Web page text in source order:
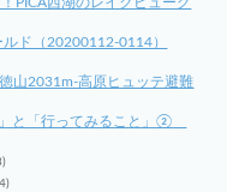
ド（20200112-0114）
山2031m-高原ヒュッテ避難
」と「行ってみること」②